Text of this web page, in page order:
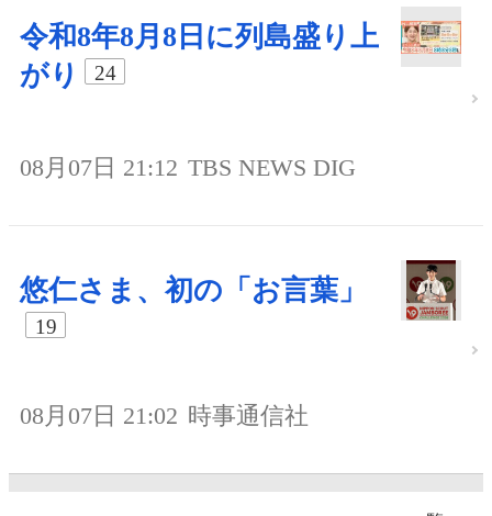
令和8年8月8日に列島盛り上
がり
24
08月07日 21:12 TBS NEWS DIG
悠仁さま、初の「お言葉」
19
08月07日 21:02 時事通信社